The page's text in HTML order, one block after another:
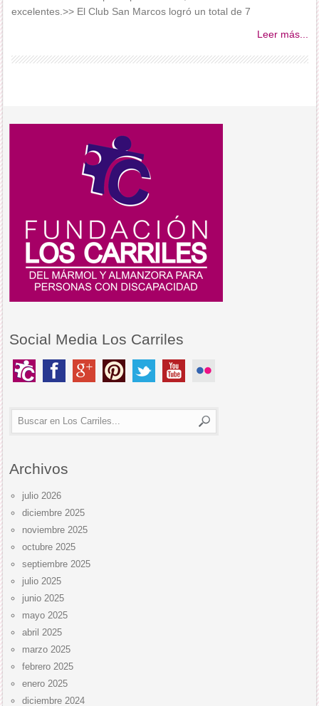
excelentes.>> El Club San Marcos logró un total de 7
Leer más...
Social Media Los Carriles
Archivos
julio 2026
diciembre 2025
noviembre 2025
octubre 2025
septiembre 2025
julio 2025
junio 2025
mayo 2025
abril 2025
marzo 2025
febrero 2025
enero 2025
diciembre 2024